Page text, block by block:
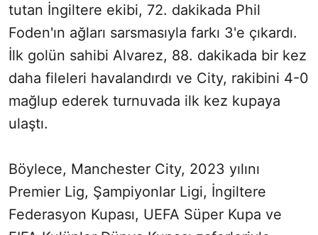
tutan İngiltere ekibi, 72. dakikada Phil
Foden'ın ağları sarsmasıyla farkı 3'e çıkardı.
İlk golün sahibi Alvarez, 88. dakikada bir kez
daha fileleri havalandırdı ve City, rakibini 4-0
mağlup ederek turnuvada ilk kez kupaya
ulaştı.
Böylece, Manchester City, 2023 yılını
Premier Lig, Şampiyonlar Ligi, İngiltere
Federasyon Kupası, UEFA Süper Kupa ve